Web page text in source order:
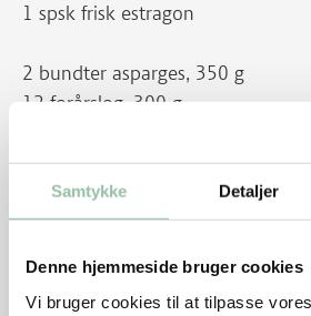
Samtykke Detaljer
Denne hjemmeside bruger cookies
Vi bruger cookies til at tilpasse
1 spsk frisk estragon
2 bundter asparges, 350 g
12 forårsløg, 300 g
Kryddersmør
75 g blødt smør
1-2 tsk bearnaiseessens